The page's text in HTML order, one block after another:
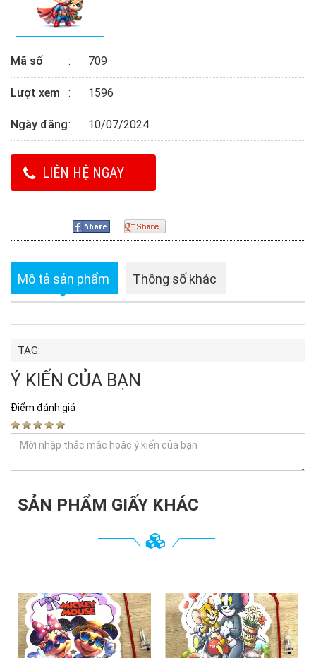
Mã số 709
Lượt xem 1596
Ngày đăng 10/07/2024
LIÊN HỆ NGAY
Mô tả sản phẩm Thông số khác
TAG:
Ý KIẾN CỦA BẠN
Điểm đánh giá
SẢN PHẨM GIẤY KHÁC